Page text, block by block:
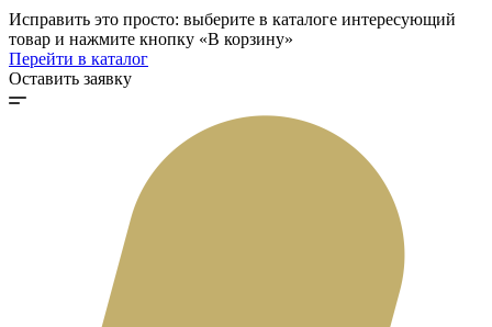
Исправить это просто: выберите в каталоге интересующий
товар и нажмите кнопку «В корзину»
Перейти в каталог
Оставить заявку